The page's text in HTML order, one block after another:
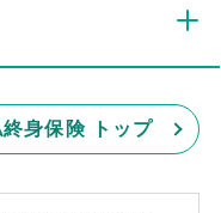
身保険 トップ